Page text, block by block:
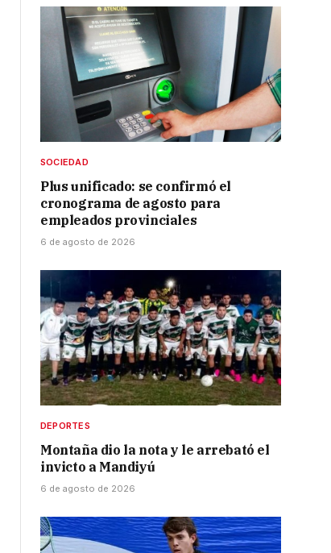
SOCIEDAD
Plus unificado: se confirmó el
cronograma de agosto para
empleados provinciales
6 de agosto de 2026
DEPORTES
Montaña dio la nota y le arrebató el
invicto a Mandiyú
6 de agosto de 2026